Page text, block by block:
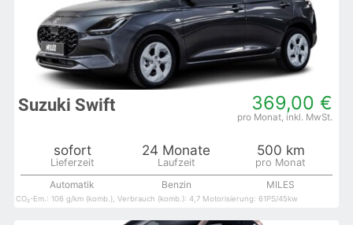
369,00 €
Suzuki Swift
sofort 24 Monate 500 km
Automatik Benzin MILES
CO₂-Em.: 106 g/km (komb.), Verbrauch (komb.): 4,7 Motorisierung: 61PS/45kw